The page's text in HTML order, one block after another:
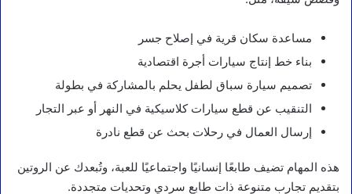
مساعدة سكان قرية في إصلاح جسر
بناء خط إنتاج سيارات أجرة اقتصادية
تصميم سيارة سباق لطفل يحلم بالمشاركة في بطولة
التنقيب عن قطع سيارات كلاسيكية في النهر أو عبر التجار
إرسال العمال في رحلات بحث عن قطع نادرة
هذه المهام تضيف طابعًا إنسانيًا واجتماعيًا للعبة، وتُبعدك عن الروتين
بتقديم تجارب متنوعة ذات طابع سردي وتحديات متجددة.